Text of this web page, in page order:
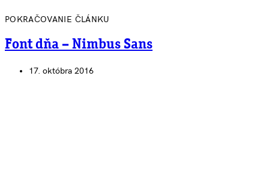
POKRAČOVANIE ČLÁNKU
Font dňa – Nimbus Sans
17. októbra 2016